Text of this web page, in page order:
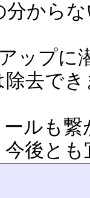
分から
ップに
去で
ルも
後と